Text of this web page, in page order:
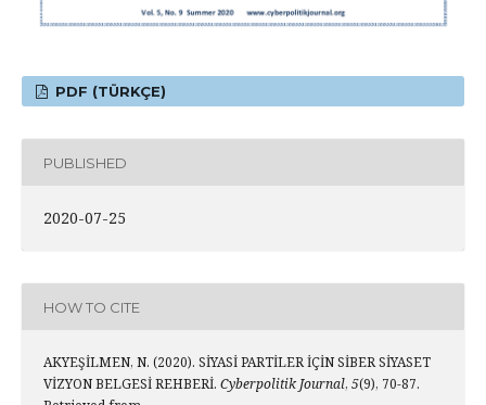
PDF (TÜRKÇE)
PUBLISHED
2020-07-25
HOW TO CITE
AKYEŞİLMEN, N. (2020). SİYASİ PARTİLER İÇİN SİBER SİYASET
VİZYON BELGESİ REHBERİ. Cyberpolitik Journal, 5(9), 70-87.